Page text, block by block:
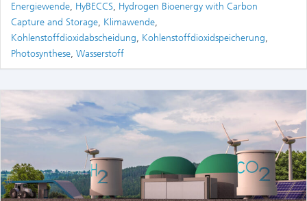
Energiewende, HyBECCS, Hydrogen Bioenergy with Carbon
Capture and Storage, Klimawende,
Kohlenstoffdioxidabscheidung, Kohlenstoffdioxidspeicherung,
Photosynthese, Wasserstoff